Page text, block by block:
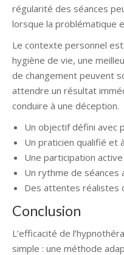
régularité des séances
lorsque la problématique
Le contexte personnel
hygiène de vie, une
de changement peuvent
attendre un résultat
conduire à une déception.
Un objectif défini avec
Un praticien qualifié et
Une participation
Un rythme de séances
Des attentes réalistes
Conclusion
L’efficacité de
simple : une méthode